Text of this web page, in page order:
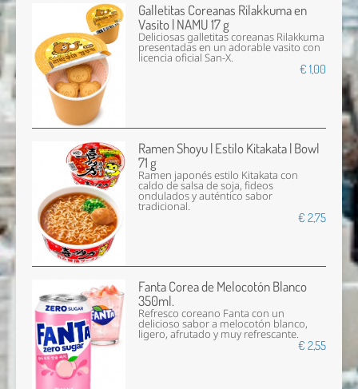
Galletitas Coreanas Rilakkuma en
Vasito | NAMU 17 g
Deliciosas galletitas coreanas Rilakkuma
presentadas en un adorable vasito con
licencia oficial San-X.
€ 1,00
Ramen Shoyu | Estilo Kitakata | Bowl
71 g
Ramen japonés estilo Kitakata con
caldo de salsa de soja, fideos
ondulados y auténtico sabor
tradicional.
€ 2,75
Fanta Corea de Melocotón Blanco
350ml.
Refresco coreano Fanta con un
delicioso sabor a melocotón blanco,
ligero, afrutado y muy refrescante.
€ 2,55